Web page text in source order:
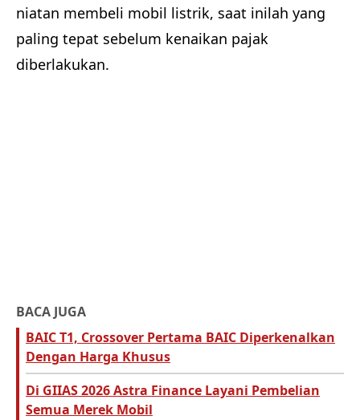
niatan membeli mobil listrik, saat inilah yang
paling tepat sebelum kenaikan pajak
diberlakukan.
BACA JUGA
BAIC T1, Crossover Pertama BAIC Diperkenalkan
Dengan Harga Khusus
Di GIIAS 2026 Astra Finance Layani Pembelian
Semua Merek Mobil